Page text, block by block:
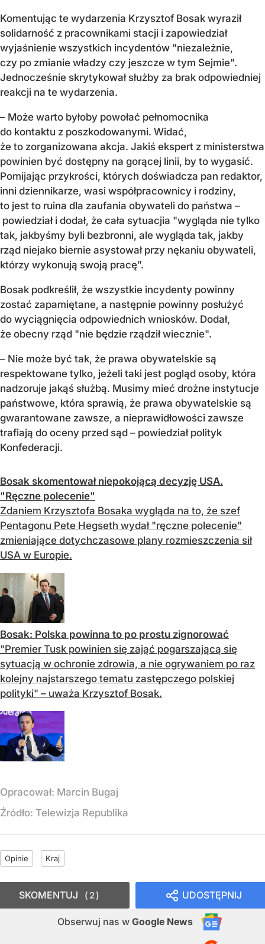
Komentując te wydarzenia Krzysztof Bosak wyraził
solidarność z pracownikami stacji i zapowiedział
wyjaśnienie wszystkich incydentów "niezależnie,
czy po zmianie władzy czy jeszcze w tym Sejmie".
Jednocześnie skrytykował służby za brak odpowiedniej
reakcji na te wydarzenia.
– Może warto byłoby powołać pełnomocnika
do kontaktu z poszkodowanymi. Widać,
że to zorganizowana akcja. Jakiś ekspert z ministerstwa
powinien być dostępny na gorącej linii, by to wygasić.
Pomijając przykrości, których doświadcza pan redaktor,
inni dziennikarze, wasi współpracownicy i rodziny,
to jest to ruina dla zaufania obywateli do państwa –
powiedział i dodał, że cała sytuacjia "wygląda nie tylko
tak, jakbyśmy byli bezbronni, ale wygląda tak, jakby
rząd niejako biernie asystował przy nękaniu obywateli,
którzy wykonują swoją pracę”.
Bosak podkreślił, że wszystkie incydenty powinny
zostać zapamiętane, a następnie powinny posłużyć
do wyciągnięcia odpowiednich wniosków. Dodał,
że obecny rząd "nie będzie rządził wiecznie".
– Nie może być tak, że prawa obywatelskie są
respektowane tylko, jeżeli taki jest pogląd osoby, która
nadzoruje jakąś służbą. Musimy mieć drożne instytucje
państwowe, która sprawią, że prawa obywatelskie są
gwarantowane zawsze, a nieprawidłowości zawsze
trafiają do oceny przed sąd – powiedział polityk
Konfederacji.
Bosak skomentował niepokojącą decyzję USA.
"Ręczne polecenie"
Zdaniem Krzysztofa Bosaka wygląda na to, że szef
Pentagonu Pete Hegseth wydał "ręczne polecenie"
zmieniające dotychczasowe plany rozmieszczenia sił
USA w Europie.
Bosak: Polska powinna to po prostu zignorować
"Premier Tusk powinien się zająć pogarszającą się
sytuacją w ochronie zdrowia, a nie ogrywaniem po raz
kolejny najstarszego tematu zastępczego polskiej
polityki" – uważa Krzysztof Bosak.
Opracował: Marcin Bugaj
Źródło: Telewizja Republika
Opinie Kraj
UDOSTĘPNIJ
Obserwuj nas w Google News
SKOMENTUJ 2